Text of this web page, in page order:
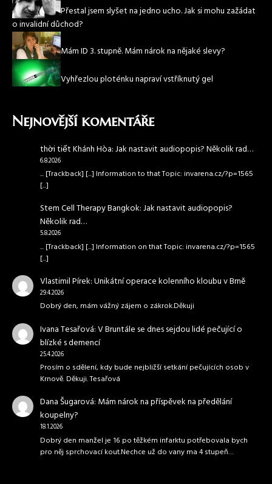
Přestal jsem slyšet na jedno ucho. Jak si mohu zažádat
o invalidní důchod?
Mám ID 3. stupně. Mám nárok na nějaké slevy?
Vyhřezlou ploténku napraví vstříknutý gel
Nejnovější komentáře
thời tiết Khánh Hòa:Jak nastavit audiopopis? Několik rad…
6.8.2026
... [Trackback] [...] Information to that Topic: invarena.cz/?p=1565
[...]
Stem Cell Therapy Bangkok:Jak nastavit audiopopis?
Několik rad…
5.8.2026
... [Trackback] [...] Information on that Topic: invarena.cz/?p=1565
[...]
Vlastimil Pírek:Unikátní operace kolenního kloubu v Brně
29.4.2026
Dobrý den, mám vážný zájem o zákrok.Děkuji
Ivana Tesařová:V Bruntále se dnes sejdou lidé pečující o
blízké s demencí
25.4.2026
Prosím o sdělení, kdy bude nejbližší setkání pečujících osob v
Krnově. Děkuji. Tesařová
Dana Šugarová: Mám nárok na příspěvek na předělání
koupelny?
18.1.2026
Dobrý den manžel je 16 po těžkém infarktu potřebovala bych
pro něj sprchovací kout.Nechce už do vany ma 4 stupeň…